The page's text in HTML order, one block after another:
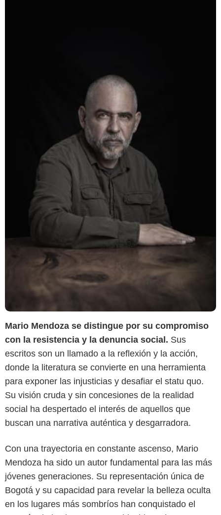
Mario Mendoza se distingue por su compromiso
con la resistencia y la denuncia social. Sus
escritos son un llamado a la reflexión y la acción,
donde la literatura se convierte en una herramienta
para exponer las injusticias y desafiar el statu quo.
Su visión cruda y sin concesiones de la realidad
social ha despertado el interés de aquellos que
buscan una narrativa auténtica y desgarradora.
Con una trayectoria en constante ascenso, Mario
Mendoza ha sido un autor fundamental para las más
jóvenes generaciones. Su representación única de
Bogotá y su capacidad para revelar la belleza oculta
en los lugares más sombríos han conquistado el
Planeta de Libros